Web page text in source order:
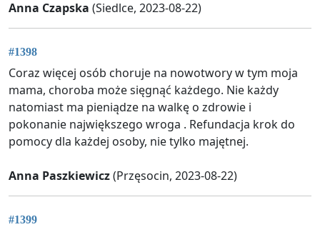
Anna Czapska (Siedlce, 2023-08-22)
#1398
Coraz więcej osób choruje na nowotwory w tym moja
mama, choroba może sięgnąć każdego. Nie każdy
natomiast ma pieniądze na walkę o zdrowie i
pokonanie największego wroga . Refundacja krok do
pomocy dla każdej osoby, nie tylko majętnej.
Anna Paszkiewicz(Przęsocin, 2023-08-22)
#1399